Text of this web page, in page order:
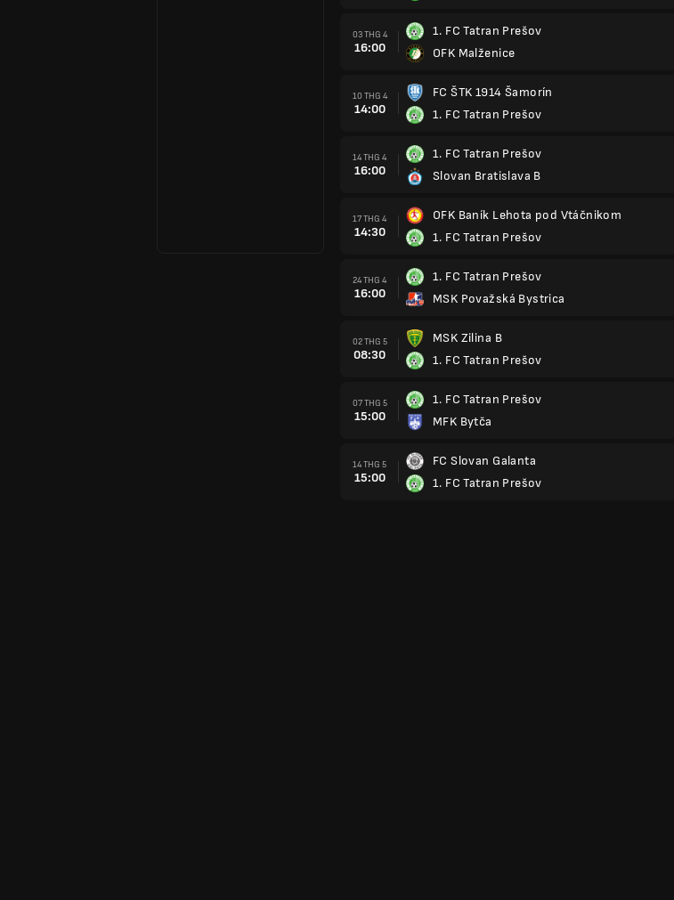
03 THG 4
16:00
1. FC Tatran Prešov
OFK Malženice
10 THG 4
14:00
FC ŠTK 1914 Šamorín
1. FC Tatran Prešov
14 THG 4
16:00
1. FC Tatran Prešov
Slovan Bratislava B
17 THG 4
14:30
OFK Baník Lehota pod Vtáčnikom
1. FC Tatran Prešov
24 THG 4
16:00
1. FC Tatran Prešov
MSK Považská Bystrica
02 THG 5
08:30
MSK Zilina B
1. FC Tatran Prešov
07 THG 5
15:00
1. FC Tatran Prešov
MFK Bytča
14 THG 5
15:00
FC Slovan Galanta
1. FC Tatran Prešov